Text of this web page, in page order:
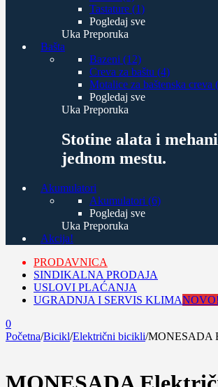
Tastature (1)
Pogledaj sve
Uka Preporuka
Bašta
Bazeni (12)
Creva za baštu (4)
Motalice za baštenska creva
Pogledaj sve
Uka Preporuka
Stotine alata i
jednom mestu.
Akumulatori
Akumulatori (6)
Pogledaj sve
Uka Preporuka
Akcija!
PRODAVNICA
SINDIKALNA PRODAJA
USLOVI PLAĆANJA
UGRADNJA I SERVIS KLIMANOVO!
0
Početna/Bicikl/Električni bicikli/MONESADA